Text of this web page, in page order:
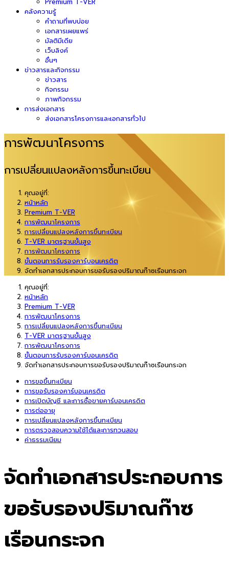
คลังความรู้
คำถามที่พบบ่อย
เอกสารเผยแพร่
มัลติมีเดีย
เว็บลิงค์
อื่นๆ
ข่าวสารและกิจกรรม
ข่าวสาร
กิจกรรม
ภาพกิจกรรม
การส่งเอกสาร
ส่งเอกสารโครงการและเอกสารทั่วไป
การพัฒนาโครงการ
การเปลี่ยนแปลงหลังการขึ้นทะเบียน
คุณอยู่ที่:
หน้าหลัก
Premium T-VER
การพัฒนาโครงการ
การเปลี่ยนแปลงหลังการขึ้นทะเบียน
T-VER มาตรฐานขั้นสูง
การพัฒนาโครงการ
ขั้นตอนการรับรองคาร์บอนเครดิต
จัดทำเอกสารประกอบการขอรับรองปริมาณก๊าซเรือนกระจก
คุณอยู่ที่:
หน้าหลัก
Premium T-VER
การพัฒนาโครงการ
การเปลี่ยนแปลงหลังการขึ้นทะเบียน
T-VER มาตรฐานขั้นสูง
การพัฒนาโครงการ
ขั้นตอนการรับรองคาร์บอนเครดิต
จัดทำเอกสารประกอบการขอรับรองปริมาณก๊าซเรือนกระจก
การขอขึ้นทะเบียน
การขอรับรองคาร์บอนเครดิต
การเปิดบัญชี และการซื้อขายคาร์บอนเครดิต
การต่ออายุ
การเปลี่ยนแปลงหลังการขึ้นทะเบียน
การตรวจสอบความใช้ได้และการทวนสอบ
ค่าธรรมเนียม
จัดทำเอกสารประกอบการ
ขอรับรองปริมาณก๊าซ
เรือนกระจก